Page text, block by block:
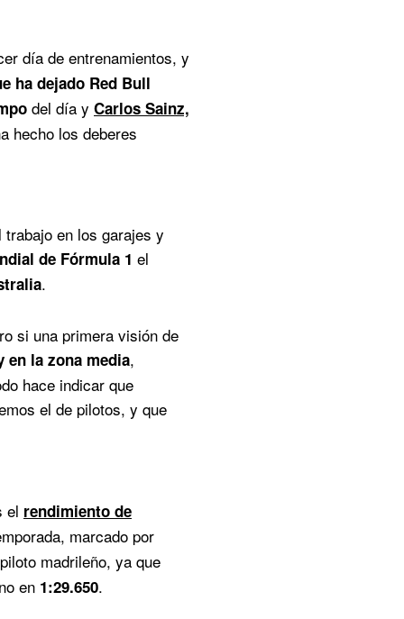
día de entrenamientos, y
ha dejado Red Bull
del día y Carlos Sainz,
hecho los deberes
en los garajes y
de Fórmula 1 el
.
si una primera visión de
en la zona media,
hace indicar que
el de pilotos, y que
el rendimiento de
marcado por
madrileño, ya que
en 1:29.650.